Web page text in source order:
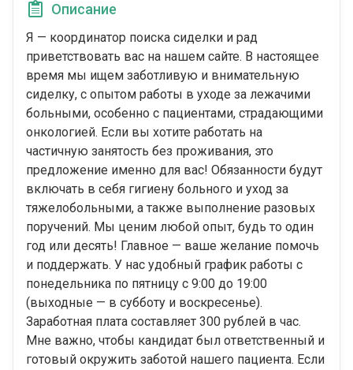
Описание
Я — координатор поиска сиделки и рад
приветствовать вас на нашем сайте. В настоящее
время мы ищем заботливую и внимательную
сиделку, с опытом работы в уходе за лежачими
больными, особенно с пациентами, страдающими
онкологией. Если вы хотите работать на
частичную занятость без проживания, это
предложение именно для вас! Обязанности будут
включать в себя гигиену больного и уход за
тяжелобольными, а также выполнение разовых
поручений. Мы ценим любой опыт, будь то один
год или десять! Главное — ваше желание помочь
и поддержать. У нас удобный график работы с
понедельника по пятницу с 9:00 до 19:00
(выходные — в субботу и воскресенье).
Заработная плата составляет 300 рублей в час.
Мне важно, чтобы кандидат был ответственный и
готовый окружить заботой нашего пациента. Если